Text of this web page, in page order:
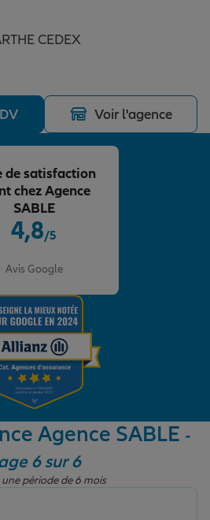
compagnie
de la vie
CEDEX
Voir l'agence
4,8/5
Avis Google
de satisfaction
chez Agence
SABLE
Agence SABLE -
6 sur 6
période de 6 mois